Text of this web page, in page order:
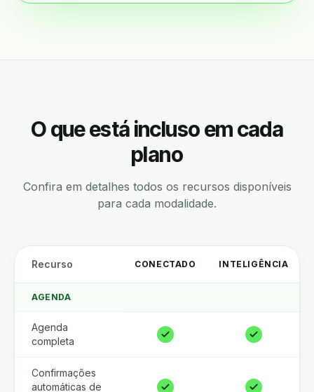
O que está incluso em cada
plano
Confira em detalhes todos os recursos disponíveis
para cada modalidade.
Recurso CONECTADO INTELIGÊNCIA
AGENDA
Agenda
completa
Confirmações
automáticas de